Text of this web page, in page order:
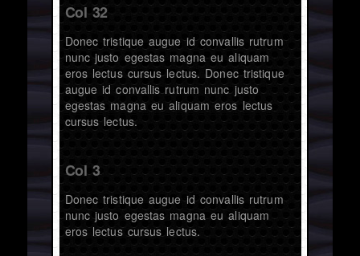
Col 32
Donec tristique augue id convallis rutrum
nunc justo egestas magna eu aliquam
eros lectus cursus lectus. Donec tristique
augue id convallis rutrum nunc justo
egestas magna eu aliquam eros lectus
cursus lectus.
Col 3
Donec tristique augue id convallis rutrum
nunc justo egestas magna eu aliquam
eros lectus cursus lectus.